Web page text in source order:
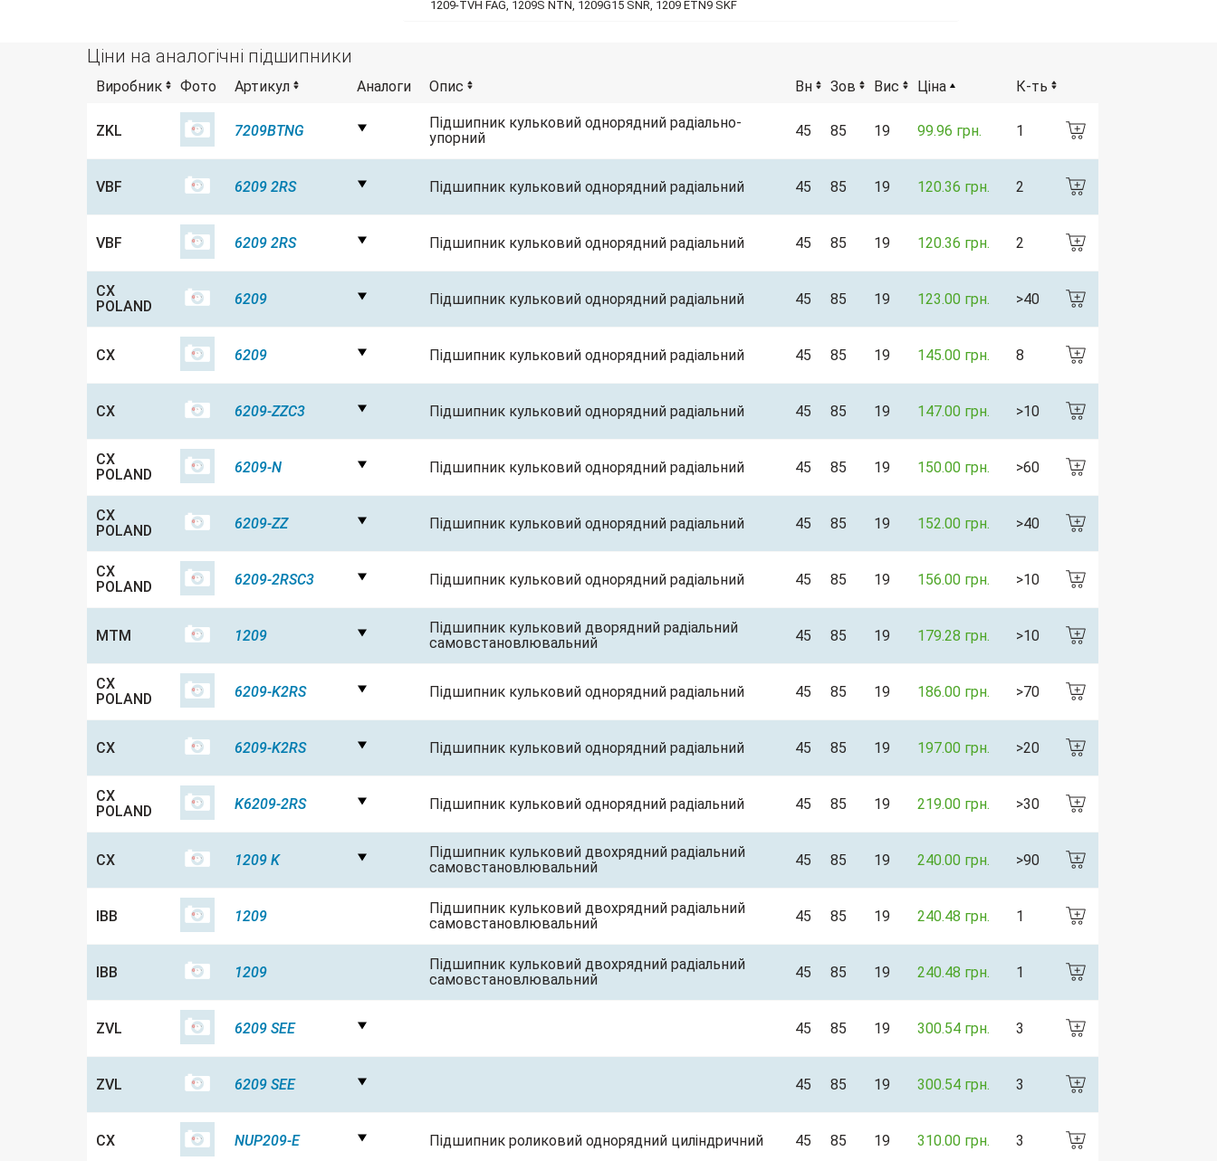
1209-TVH FAG, 1209S NTN, 1209G15 SNR, 1209 ETN9 SKF
Ціни на аналогічні підшипники
Виробник Фото Артикул Аналоги Опис Вн Зов Вис Ціна К-ть
ZKL 7209BTNG
Підшипник кульковий однорядний радіально-
упорний
45 85 19 99.96 грн. 1
VBF 6209 2RS Підшипник кульковий однорядний радіальний 45 85 19 120.36 грн. 2
VBF 6209 2RS Підшипник кульковий однорядний радіальний 45 85 19 120.36 грн. 2
CX
POLAND
6209 Підшипник кульковий однорядний радіальний 45 85 19 123.00 грн. >40
CX 6209 Підшипник кульковий однорядний радіальний 45 85 19 145.00 грн. 8
CX 6209-ZZC3 Підшипник кульковий однорядний радіальний 45 85 19 147.00 грн. >10
CX
POLAND
6209-N Підшипник кульковий однорядний радіальний 45 85 19 150.00 грн. >60
CX
POLAND
6209-ZZ Підшипник кульковий однорядний радіальний 45 85 19 152.00 грн. >40
CX
POLAND
6209-2RSC3 Підшипник кульковий однорядний радіальний 45 85 19 156.00 грн. >10
MTM 1209
Підшипник кульковий дворядний радіальний
самовстановлювальний
45 85 19 179.28 грн. >10
CX
POLAND
6209-K2RS Підшипник кульковий однорядний радіальний 45 85 19 186.00 грн. >70
CX 6209-K2RS Підшипник кульковий однорядний радіальний 45 85 19 197.00 грн. >20
CX
POLAND
K6209-2RS Підшипник кульковий однорядний радіальний 45 85 19 219.00 грн. >30
CX 1209 K
Підшипник кульковий двохрядний радіальний
самовстановлювальний
45 85 19 240.00 грн. >90
IBB 1209
Підшипник кульковий двохрядний радіальний
самовстановлювальний
45 85 19 240.48 грн. 1
IBB 1209
Підшипник кульковий двохрядний радіальний
самовстановлювальний
45 85 19 240.48 грн. 1
ZVL 6209 SEE 45 85 19 300.54 грн. 3
ZVL 6209 SEE 45 85 19 300.54 грн. 3
CX NUP209-E Підшипник роликовий однорядний циліндричний 45 85 19 310.00 грн. 3